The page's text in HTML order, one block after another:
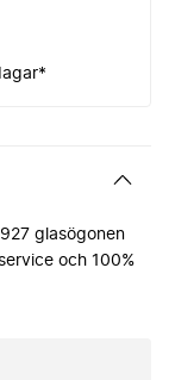
glasögonen
och 100%